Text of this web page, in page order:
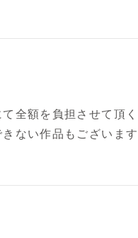
全額を負担させて頂く
ない作品もございます